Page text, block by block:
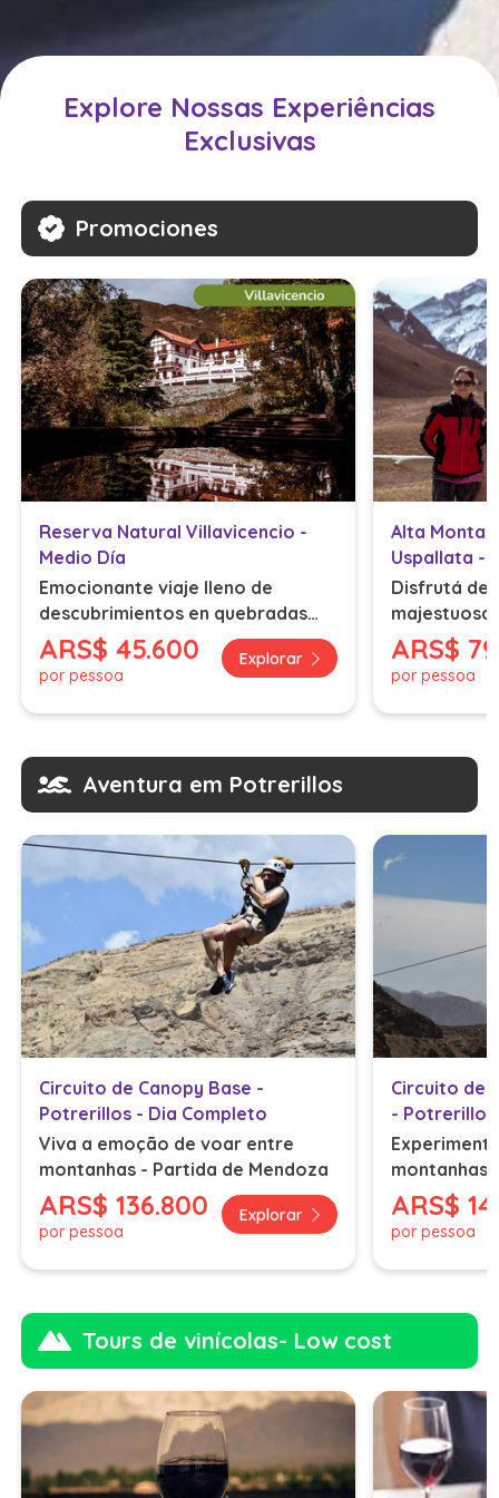
Explore Nossas Experiências
Exclusivas
Promociones
Reserva Natural Villavicencio -
Medio Día
Emocionante viaje lleno de
descubrimientos en quebradas
asombrosas y paisajes
protegidos
ARS$ 45.600
por pessoa
Explorar
Alta
Uspallata -
Disfrutá de
majestuosa
Andes.
ARS$
por pessoa
Aventura em Potrerillos
Circuito de Canopy Base -
Potrerillos - Dia Completo
Viva a emoção de voar entre
montanhas - Partida de Mendoza
ARS$ 136.800
por pessoa
Explorar
Circuito de
-
montanhas
ARS$
por pessoa
Tours de vinícolas- Low cost